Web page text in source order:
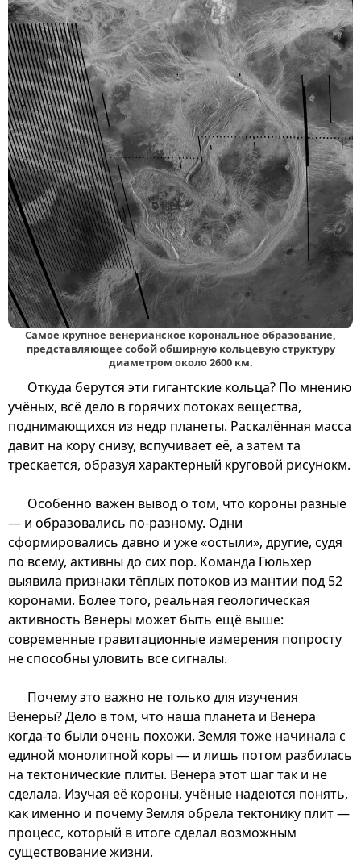
Самое крупное венерианское корональное образование,
представляющее собой обширную кольцевую структуру
диаметром около 2600 км.
Откуда берутся эти гигантские кольца? По мнению
учёных, всё дело в горячих потоках вещества,
поднимающихся из недр планеты. Раскалённая масса
давит на кору снизу, вспучивает её, а затем та
трескается, образуя характерный круговой рисунокм.
Особенно важен вывод о том, что короны разные
— и образовались по-разному. Одни
сформировались давно и уже «остыли», другие, судя
по всему, активны до сих пор. Команда Гюльхер
выявила признаки тёплых потоков из мантии под 52
коронами. Более того, реальная геологическая
активность Венеры может быть ещё выше:
современные гравитационные измерения попросту
не способны уловить все сигналы.
Почему это важно не только для изучения
Венеры? Дело в том, что наша планета и Венера
когда-то были очень похожи. Земля тоже начинала с
единой монолитной коры — и лишь потом разбилась
на тектонические плиты. Венера этот шаг так и не
сделала. Изучая её короны, учёные надеются понять,
как именно и почему Земля обрела тектонику плит —
процесс, который в итоге сделал возможным
существование жизни.